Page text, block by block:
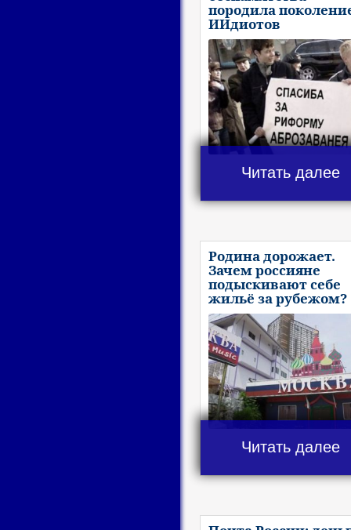
породила
ИИдиотов
Читать далее
Родина дорожает.
Зачем россияне
подыскивают себе
жильё за рубежом?
Читать далее